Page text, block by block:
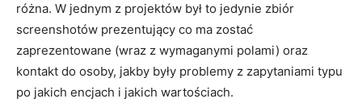
różna. W jednym z projektów był to jedynie zbiór
screenshotów prezentujący co ma zostać
zaprezentowane (wraz z wymaganymi polami) oraz
kontakt do osoby, jakby były problemy z zapytaniami typu
po jakich encjach i jakich wartościach.